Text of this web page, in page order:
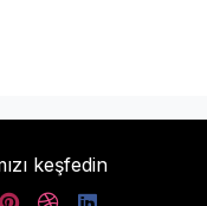
keşfedin